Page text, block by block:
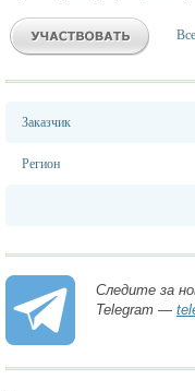
Заказчик
Регион
Следите за
Telegram —